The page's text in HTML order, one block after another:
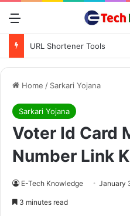
Menu
URL Shortener Tools
Home / Sarkari Yojana
Sarkari Yojana
Voter Id Card
Number Link
E-Tech Knowledge January
3 minutes read